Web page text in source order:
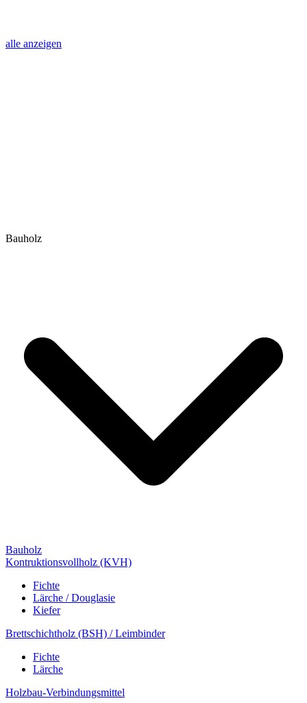
alle anzeigen
Bauholz
Bauholz
Kontruktionsvollholz (KVH)
Fichte
Lärche / Douglasie
Kiefer
Brettschichtholz (BSH) / Leimbinder
Fichte
Lärche
Holzbau-Verbindungsmittel